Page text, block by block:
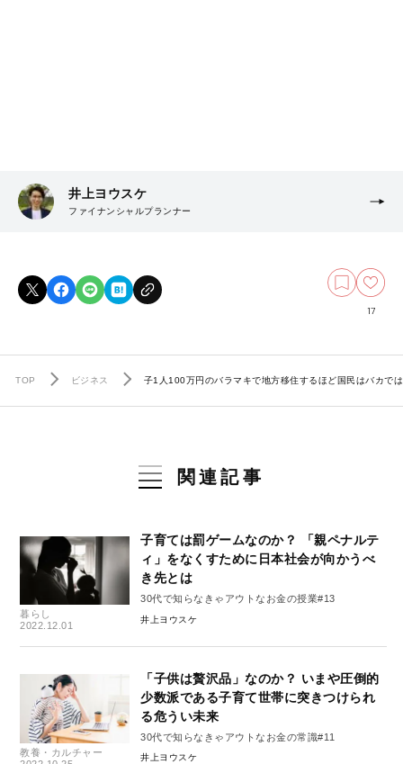
井上ヨウスケ
ファイナンシャルプランナー
17
TOP ビジネス 子1人100万円のバラマキで地方移住するほど国民はバカで
関連記事
暮らし
2022.12.01
子育ては罰ゲームなのか？ 「親ペナルテ
ィ」をなくすために日本社会が向かうべ
き先とは
30代で知らなきゃアウトなお金の授業#13
井上ヨウスケ
教養・カルチャー
「子供は贅沢品」なのか？ いまや圧倒的
少数派である子育て世帯に突きつけられ
る危うい未来
30代で知らなきゃアウトなお金の常識#11
井上ヨウスケ